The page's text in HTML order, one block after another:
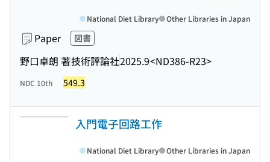
Paper 図書
野口卓朗 著技術評論社2025.9<ND386-R23>
National Diet Library Other Libraries in Japan
NDC 10th 549.3
入門電子回路工作
National Diet Library Other Libraries in Japan